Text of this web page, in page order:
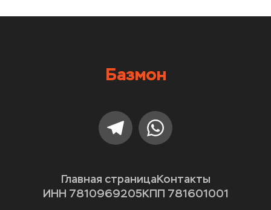
Базмон
Главная страницаКонтакты
ИНН 7810969205КПП 781601001